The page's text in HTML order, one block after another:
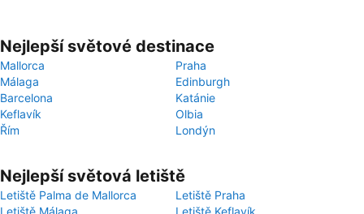
Nejlepší světové destinace
Mallorca
Praha
Málaga
Edinburgh
Barcelona
Katánie
Keflavík
Olbia
Řím
Londýn
Nejlepší světová letiště
Letiště Palma de Mallorca
Letiště Praha
Letiště Málaga
Letiště Keflavík